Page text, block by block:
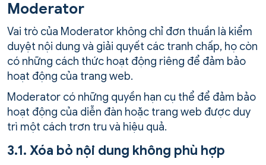
Moderator
Vai trò của Moderator không chỉ đơn thuần là kiểm
duyệt nội dung và giải quyết các tranh chấp, họ còn
có những cách thức hoạt động riêng để đảm bảo
hoạt động của trang web.
Moderator có những quyền hạn cụ thể để đảm bảo
hoạt động của diễn đàn hoặc trang web được duy
trì một cách trơn tru và hiệu quả.
3.1. Xóa bỏ nội dung không phù hợp